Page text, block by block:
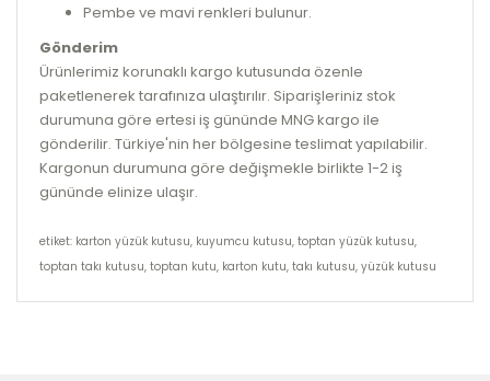
Pembe ve mavi renkleri bulunur.
Gönderim
Ürünlerimiz korunaklı kargo kutusunda özenle
paketlenerek tarafınıza ulaştırılır. Siparişleriniz stok
durumuna göre ertesi iş gününde MNG kargo ile
gönderilir. Türkiye'nin her bölgesine teslimat yapılabilir.
Kargonun durumuna göre değişmekle birlikte 1-2 iş
gününde elinize ulaşır.
etiket: karton yüzük kutusu, kuyumcu kutusu, toptan yüzük kutusu,
toptan takı kutusu, toptan kutu, karton kutu, takı kutusu, yüzük kutusu